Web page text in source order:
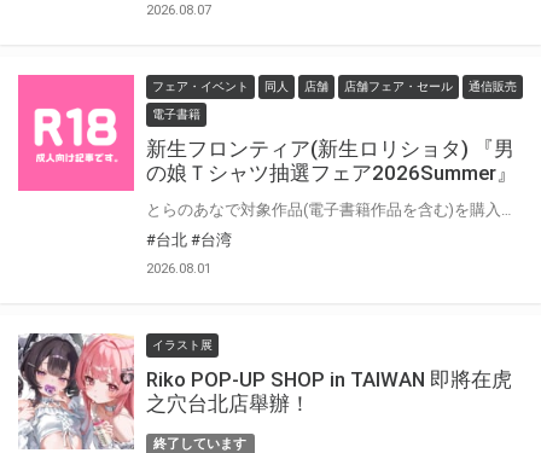
2026.08.07
フェア・イベント 同人 店舗 店舗フェア・セール 通信販売
電子書籍
新生フロンティア(新生ロリショタ) 『男
の娘Ｔシャツ抽選フェア2026Summer』
#台北 #台湾
2026.08.01
イラスト展
Riko POP-UP SHOP in TAIWAN 即將在虎
之穴台北店舉辦！
終了しています